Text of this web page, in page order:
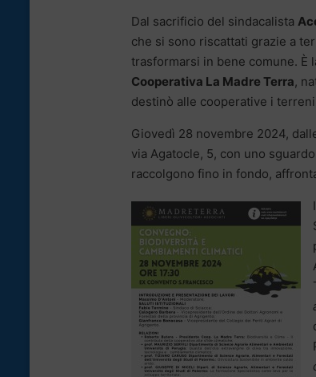
Dal sacrificio del sindacalista
che si sono riscattati grazie a
trasformarsi in bene comune. È
Cooperativa La Madre Terra,
destinò alle cooperative i
Giovedì 28 novembre 2024,
via Agatocle, 5, con uno
raccolgono fino in fondo,